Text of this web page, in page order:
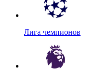
Лига чемпионов